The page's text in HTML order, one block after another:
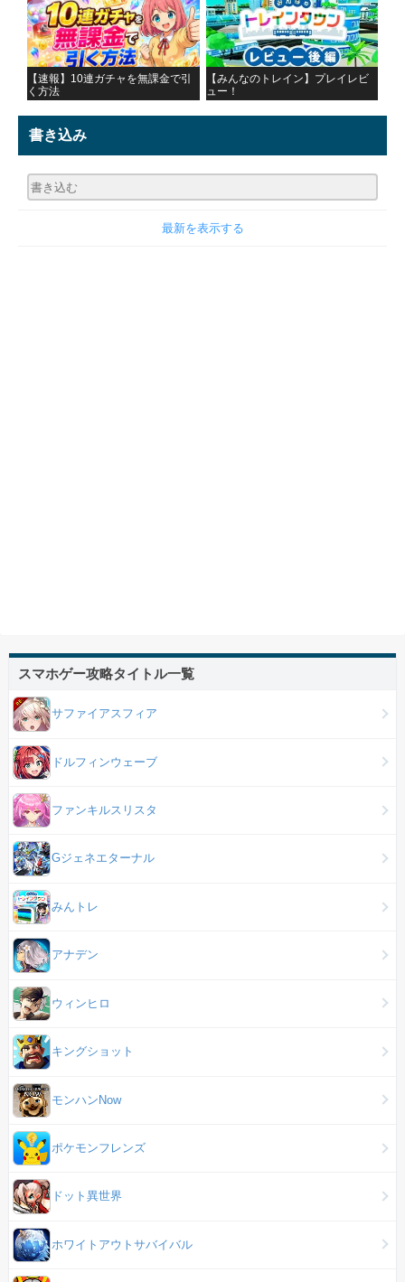
【速報】10連ガチャを無課金で引
く方法
【みんなのトレイン】プレイレビ
ュー！
書き込み
最新を表示する
スマホゲー攻略タイトル一覧
サファイアスフィア
ドルフィンウェーブ
ファンキルスリスタ
Gジェネエターナル
みんトレ
アナデン
ウィンヒロ
キングショット
モンハンNow
ポケモンフレンズ
ドット異世界
ホワイトアウトサバイバル